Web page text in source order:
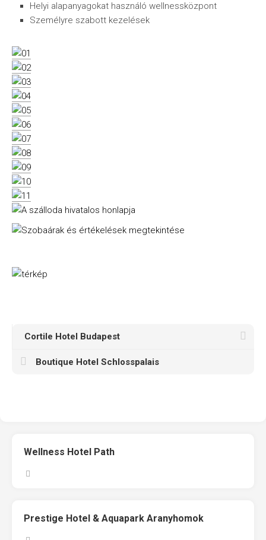
Helyi alapanyagokat használó wellnessközpont
Személyre szabott kezelések
Cortile Hotel Budapest
Boutique Hotel Schlosspalais
Wellness Hotel Path
Prestige Hotel & Aquapark Aranyhomok